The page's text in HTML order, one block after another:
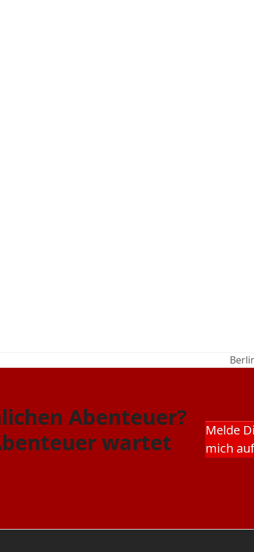
Abenteuer?
wartet
Melde
mich